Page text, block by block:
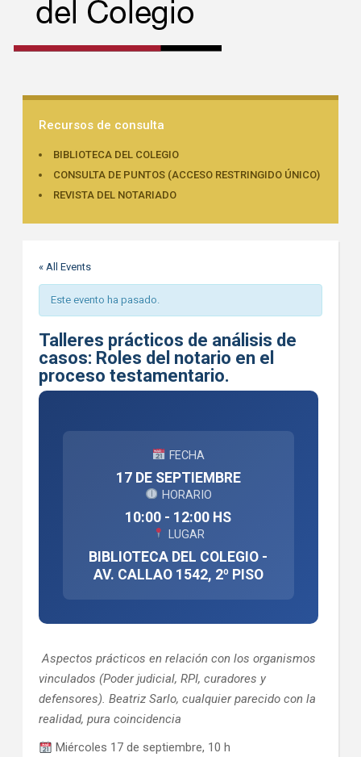
Recursos de consulta
BIBLIOTECA DEL COLEGIO
CONSULTA DE PUNTOS (ACCESO RESTRINGIDO ÚNICO)
REVISTA DEL NOTARIADO
« All Events
Este evento ha pasado.
Talleres prácticos de análisis de
casos: Roles del notario en el
proceso testamentario.
FECHA
17 DE SEPTIEMBRE
HORARIO
10:00 - 12:00 HS
LUGAR
BIBLIOTECA DEL COLEGIO -
AV. CALLAO 1542, 2º PISO
Aspectos prácticos en relación con los organismos
vinculados (Poder judicial, RPI, curadores y
defensores). Beatriz Sarlo, cualquier parecido con la
realidad, pura coincidencia
Miércoles 17 de septiembre, 10 h